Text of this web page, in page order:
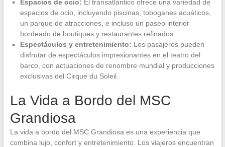
Espacios de ocio: El transatlántico ofrece una variedad de
espacios de ocio, incluyendo piscinas, toboganes acuáticos,
un parque de atracciones, e incluso un paseo interior
bordeado de boutiques y restaurantes refinados.
Espectáculos y entretenimiento: Los pasajeros pueden
disfrutar de espectáculos impresionantes en el teatro del
barco, con actuaciones de renombre mundial y producciones
exclusivas del Cirque du Soleil.
La Vida a Bordo del MSC
Grandiosa
La vida a bordo del MSC Grandiosa es una experiencia que
combina lujo, confort y entretenimiento. Los viajeros encuentran